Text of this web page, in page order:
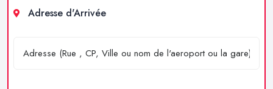
Adresse d'Arrivée